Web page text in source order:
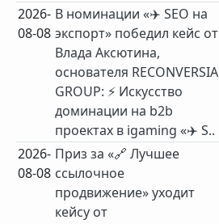
2026-
08-08
В номинации «✈️ SEO на
экспорт» победил кейс от
Влада Аксютина,
основателя RECONVERSIA
GROUP: ⚡️ Искусство
доминации на b2b
проектах в igaming «✈️ S..
2026-
08-08
Приз за «🔗 Лучшее
ссылочное
продвижение» уходит
кейсу от